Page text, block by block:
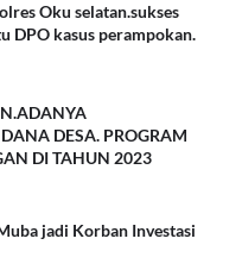
Oku selatan.sukses
DPO kasus perampokan.
DESA. PROGRAM
DI TAHUN 2023
jadi Korban Investasi